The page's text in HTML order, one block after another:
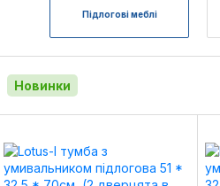
Підлогові меблі
Новинки